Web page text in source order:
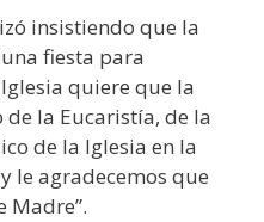
insistiendo que la
fiesta para
quiere que la
la Eucaristía, de la
de la Iglesia en la
le agradecemos que
Madre”.